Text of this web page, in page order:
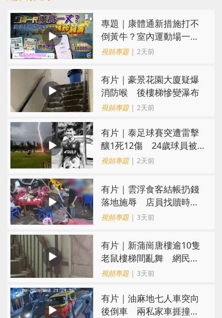
專題｜康體通新措施打不
倒黃牛？室內運動場一場
難求越炒越貴
視頻專題| 2天前
有片｜豪景花園大廈疑爆
消防喉 後樓梯慘變瀑布
視頻專題| 2天前
有片｜泰足球賽突遭雷擊
釀1死12傷 24歲球員被
閃電劈中亡
視頻專題| 2天前
​有片｜雲浮食客結帳扔錢
落地施辱 店員找贖時還
施彼身獲老闆肯定
視頻專題| 3天前
有片｜新蒲崗唐樓逾10隻
老鼠樓梯間亂舞 網民嚇
親：每次經過都要好大勇
視頻專題| 3天前
有片｜油麻地七人車突向
後倒車 兩私家車捱撞